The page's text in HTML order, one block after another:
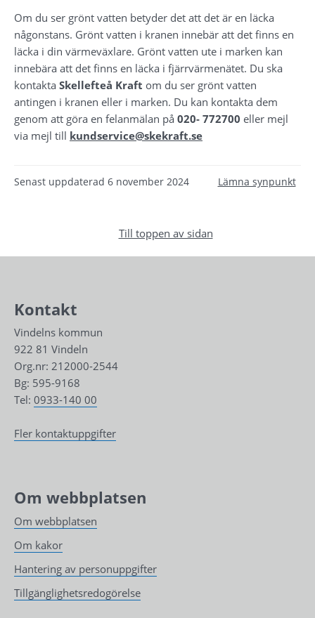
Om du ser grönt vatten betyder det att det är en läcka
någonstans. Grönt vatten i kranen innebär att det finns en
läcka i din värmeväxlare. Grönt vatten ute i marken kan
innebära att det finns en läcka i fjärrvärmenätet. Du ska
kontakta Skellefteå Kraft om du ser grönt vatten
antingen i kranen eller i marken. Du kan kontakta dem
genom att göra en felanmälan på 020- 772700 eller mejl
via mejl till kundservice@skekraft.se
Senast uppdaterad 6 november 2024 Lämna synpunkt
Till toppen av sidan
Kontakt
Vindelns kommun
922 81 Vindeln
Org.nr: 212000-2544
Bg: 595-9168
Tel: 0933-140 00
Fler kontaktuppgifter
Om webbplatsen
Om webbplatsen
Om kakor
Hantering av personuppgifter
Tillgänglighetsredogörelse